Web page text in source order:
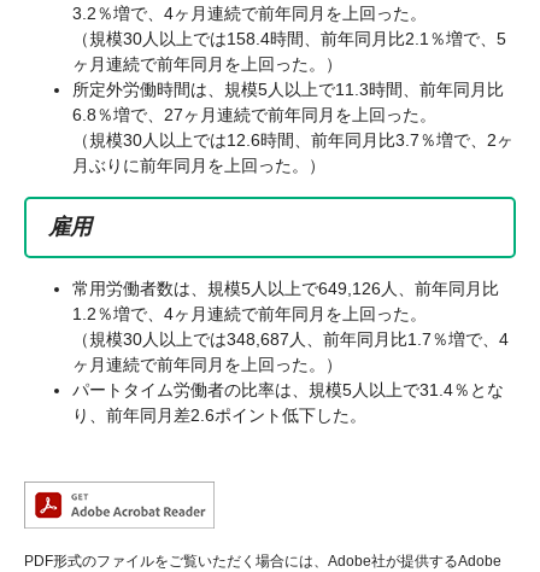
3.2％増で、4ヶ月連続で前年同月を上回った。
（規模30人以上では158.4時間、前年同月比2.1％増で、5
ヶ月連続で前年同月を上回った。）
所定外労働時間は、規模5人以上で11.3時間、前年同月比
6.8％増で、27ヶ月連続で前年同月を上回った。
（規模30人以上では12.6時間、前年同月比3.7％増で、2ヶ
月ぶりに前年同月を上回った。）
雇用
常用労働者数は、規模5人以上で649,126人、前年同月比
1.2％増で、4ヶ月連続で前年同月を上回った。
（規模30人以上では348,687人、前年同月比1.7％増で、4
ヶ月連続で前年同月を上回った。）
パートタイム労働者の比率は、規模5人以上で31.4％とな
り、前年同月差2.6ポイント低下した。
PDF形式のファイルをご覧いただく場合には、Adobe社が提供するAdobe